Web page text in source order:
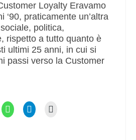
Loyalty Eravamo
‘90, praticamente un’altra
politica,
rispetto a tutto quanto è
ultimi 25 anni, in cui si
passi verso la Customer